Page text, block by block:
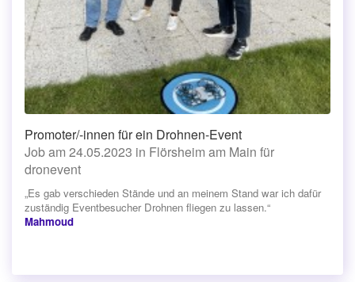
Promoter/-innen für ein Drohnen-Event
Job am 24.05.2023 in Flörsheim am Main für
dronevent
„Es gab verschieden Stände und an meinem Stand war ich dafür
zuständig Eventbesucher Drohnen fliegen zu lassen.“
Mahmoud